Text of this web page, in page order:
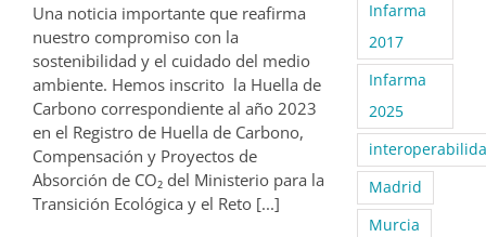
Una noticia importante que reafirma
nuestro compromiso con la
sostenibilidad y el cuidado del medio
ambiente. Hemos inscrito la Huella de
Carbono correspondiente al año 2023
en el Registro de Huella de Carbono,
Compensación y Proyectos de
Absorción de CO₂ del Ministerio para la
Transición Ecológica y el Reto [...]
Infarma
2017
Infarma
2025
Madrid
Murcia